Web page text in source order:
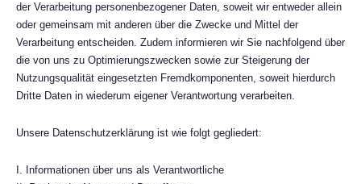
der Verarbeitung personenbezogener Daten, soweit wir entweder allein
oder gemeinsam mit anderen über die Zwecke und Mittel der
Verarbeitung entscheiden. Zudem informieren wir Sie nachfolgend über
die von uns zu Optimierungszwecken sowie zur Steigerung der
Nutzungsqualität eingesetzten Fremdkomponenten, soweit hierdurch
Dritte Daten in wiederum eigener Verantwortung verarbeiten.
Unsere Datenschutzerklärung ist wie folgt gegliedert:
I. Informationen über uns als Verantwortliche